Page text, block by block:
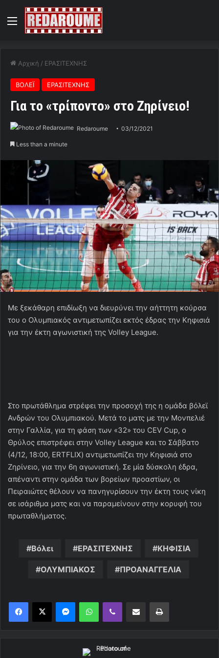
Menu
Αρχική / ΕΡΑΣΙΤΕΧΝΗΣ
ΒΟΛΕΪ ΕΡΑΣΙΤΕΧΝΗΣ
Για το «τρίποντο» στο Ζηρίνειο!
Redaroume 03/12/2021
Less than a minute
Με ξεκάθαρη επιδίωξη να διευρύνει την αήττητη κούρσα
του ο Ολυμπιακός αντιμετωπίζει εκτός έδρας την Κηφισιά
για την έκτη αγωνιστική της Volley League.
Στο πρωτάθλημα στρέφει την προσοχή της η ομάδα βόλεϊ
Ανδρών του Ολυμπιακού. Μετά το ματς με την Μονπελιέ
στην Γαλλία, για τη φάση των «32» του CEV Cup, ο
Θρύλος επιστρέφει στην Volley League και το Σάββατο
(4/12, 18:00, ERTFLIX) αντιμετωπίζει την Κηφισιά στο
Ζηρίνειο, για την 6η αγωνιστική. Σε μία δύσκολη έδρα,
απέναντι στην ομάδα των βορείων προαστίων, οι
Πειραιώτες θέλουν να πανηγυρίσουν την έκτη τους νίκη
σε ισάριθμα ματς και να παραμείνουν στην κορυφή του
πρωταθλήματος.
Βόλει ΕΡΑΣΙΤΕΧΝΗΣ ΚΗΦΙΣΙΑ
ΟΛΥΜΠΙΑΚΟΣ ΠΡΟΑΝΑΓΓΕΛΙΑ
MessengerWhatsAppViber Κοινοποίηση μέσω ηλεκτρονικού ταχυδρομείουΕκτύπωση